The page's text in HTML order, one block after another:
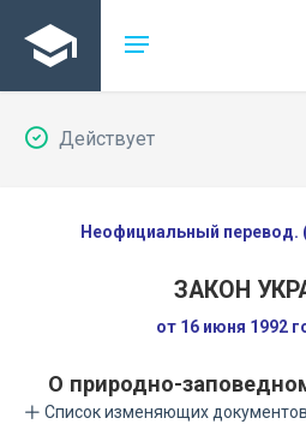
Действует
Неофициальный
ЗАКОН
от 16 июня 1992
О природно-
Список изменяющих документов